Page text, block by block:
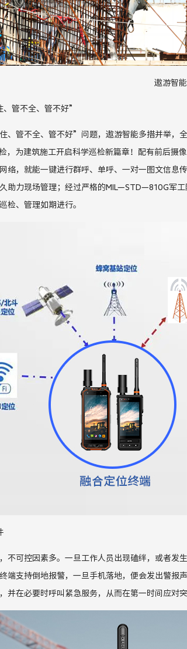
遨游智
、管不全、管不好”
、管不全、管不好”问题，遨游智能多措并举，
，为建筑施工开启科学巡检新篇章！配有前后摄
络，就能一键进行群呼、单呼、一对一图文信息
助力现场管理； 经过严格的MIL—STD—810G军
检、管理如期进行。
不可控因素多。一旦工作人员出现磕绊，或者发
端支持倒地报警，一旦手机落地，便会发出警报
并在必要时呼叫紧急服务，从而在第一时间应对突